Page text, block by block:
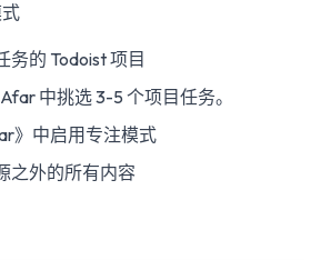
务的 Todoist 项目
中挑选 3-5 个项目任务。
》中启用专注模式
之外的所有内容